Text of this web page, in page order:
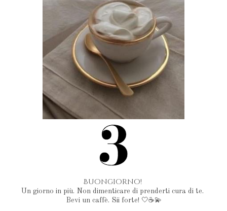
Buongiorno!
Un giorno in più. Non dimenticare di prenderti cura di te.
Bevi un caffè. Sii forte! 🤍☕️💫